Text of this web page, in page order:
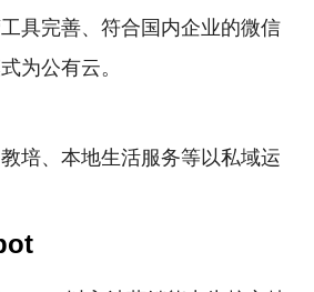
具完善、符合国内企业的微信
为公有云。
培、本地生活服务等以私域运